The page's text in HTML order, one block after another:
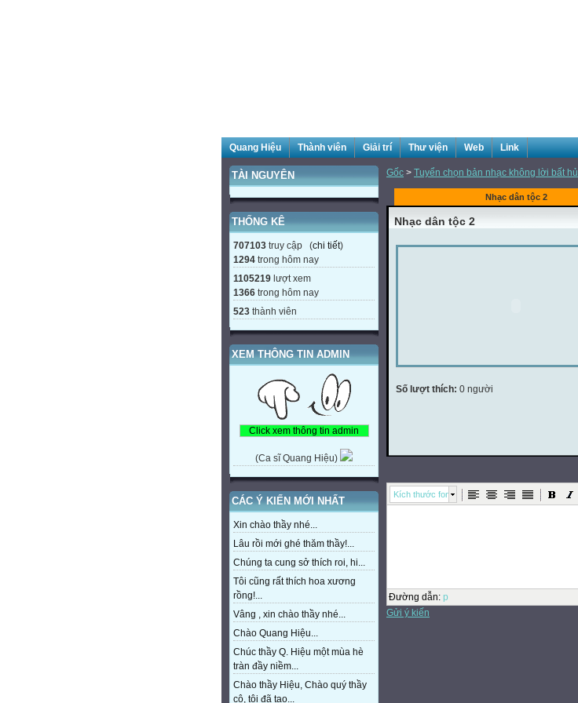
Quang Hiệu Thành viên Giải trí Thư viện Web Link
TÀI NGUYÊN
THỐNG KÊ
707103 truy cập (chi tiết)
1294 trong hôm nay
1105219 lượt xem
1366 trong hôm nay
523 thành viên
XEM THÔNG TIN ADMIN
(Ca sĩ Quang Hiệu)
CÁC Ý KIẾN MỚI NHẤT
Xin chào thầy nhé...
Lâu rồi mới ghé thăm thầy!...
Chúng ta cung sở thích roi, hi...
Tôi cũng rất thích hoa xương
rồng!...
Vâng , xin chào thầy nhé...
Chào Quang Hiệu...
Chúc thầy Q. Hiệu một mùa hè
tràn đầy niềm...
Chào thầy Hiệu, Chào quý thầy
cô, tôi đã tạo...
Gốc > Tuyển chọn bản nhạc không lời bất hủ
Nhạc dân tộc 2
Nhạc dân tộc 2
Số lượt thích: 0 người
Kích thước font
Đường dẫn: p
Gửi ý kiến